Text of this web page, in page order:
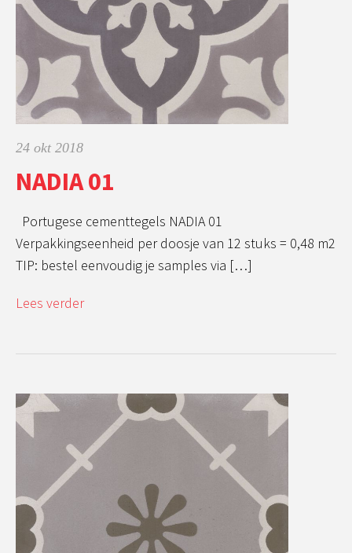
24 okt 2018
NADIA 01
Portugese cementtegels NADIA 01
Verpakkingseenheid per doosje van 12 stuks = 0,48 m2
TIP: bestel eenvoudig je samples via […]
Lees verder